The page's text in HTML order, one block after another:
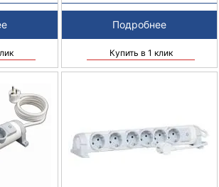
Подробнее
Купить в 1 клик